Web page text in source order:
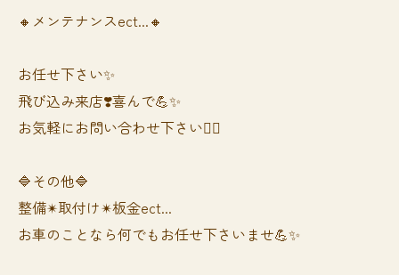
🔸メンテナンスect...🔸
お任せ下さい✨
飛び込み来店❣️喜んで💪✨
お気軽にお問い合わせ下さい🙆‍♀️
🔷その他🔷
整備✴︎取付け✴︎板金ect...
お車のことなら何でもお任せ下さいませ💪✨